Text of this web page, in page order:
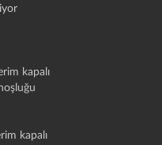
kapalı
kapalı